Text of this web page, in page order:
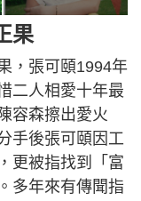
果
，張可頤1994年
二人相愛十年最
容森擦出愛火
手後張可頤因工
更被指找到「富
多年來有傳聞指